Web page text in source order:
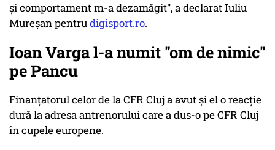
și comportament m-a dezamăgit", a declarat Iuliu
Mureşan pentrudigisport.ro.
Ioan Varga l-a numit "om de nimic"
pe Pancu
Finanţatorul celor de la CFR Cluj a avut şi el o reacţie
dură la adresa antrenorului care a dus-o pe CFR Cluj
în cupele europene.